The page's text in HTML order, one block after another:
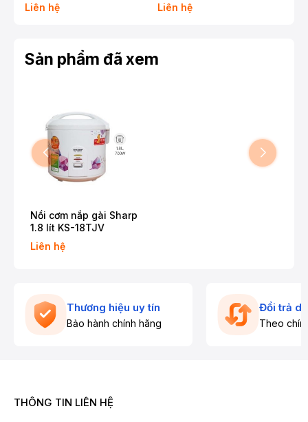
Liên hệ
Liên hệ
Sản phẩm đã xem
Nồi cơm nắp gài Sharp
1.8 lít KS-18TJV
Liên hệ
Thương hiệu uy tín
Bảo hành chính hãng
Đổi trả
Theo
THÔNG TIN LIÊN HỆ